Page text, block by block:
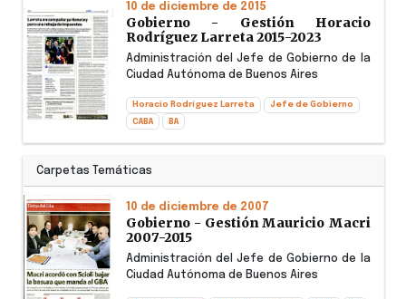
10 de diciembre de 2015
Gobierno - Gestión Horacio
Rodríguez Larreta 2015-2023
Administración del Jefe de Gobierno de la
Ciudad Autónoma de Buenos Aires
Horacio Rodríguez Larreta Jefe de Gobierno
CABA BA
Carpetas Temáticas
10 de diciembre de 2007
Gobierno - Gestión Mauricio Macri
2007-2015
Administración del Jefe de Gobierno de la
Ciudad Autónoma de Buenos Aires